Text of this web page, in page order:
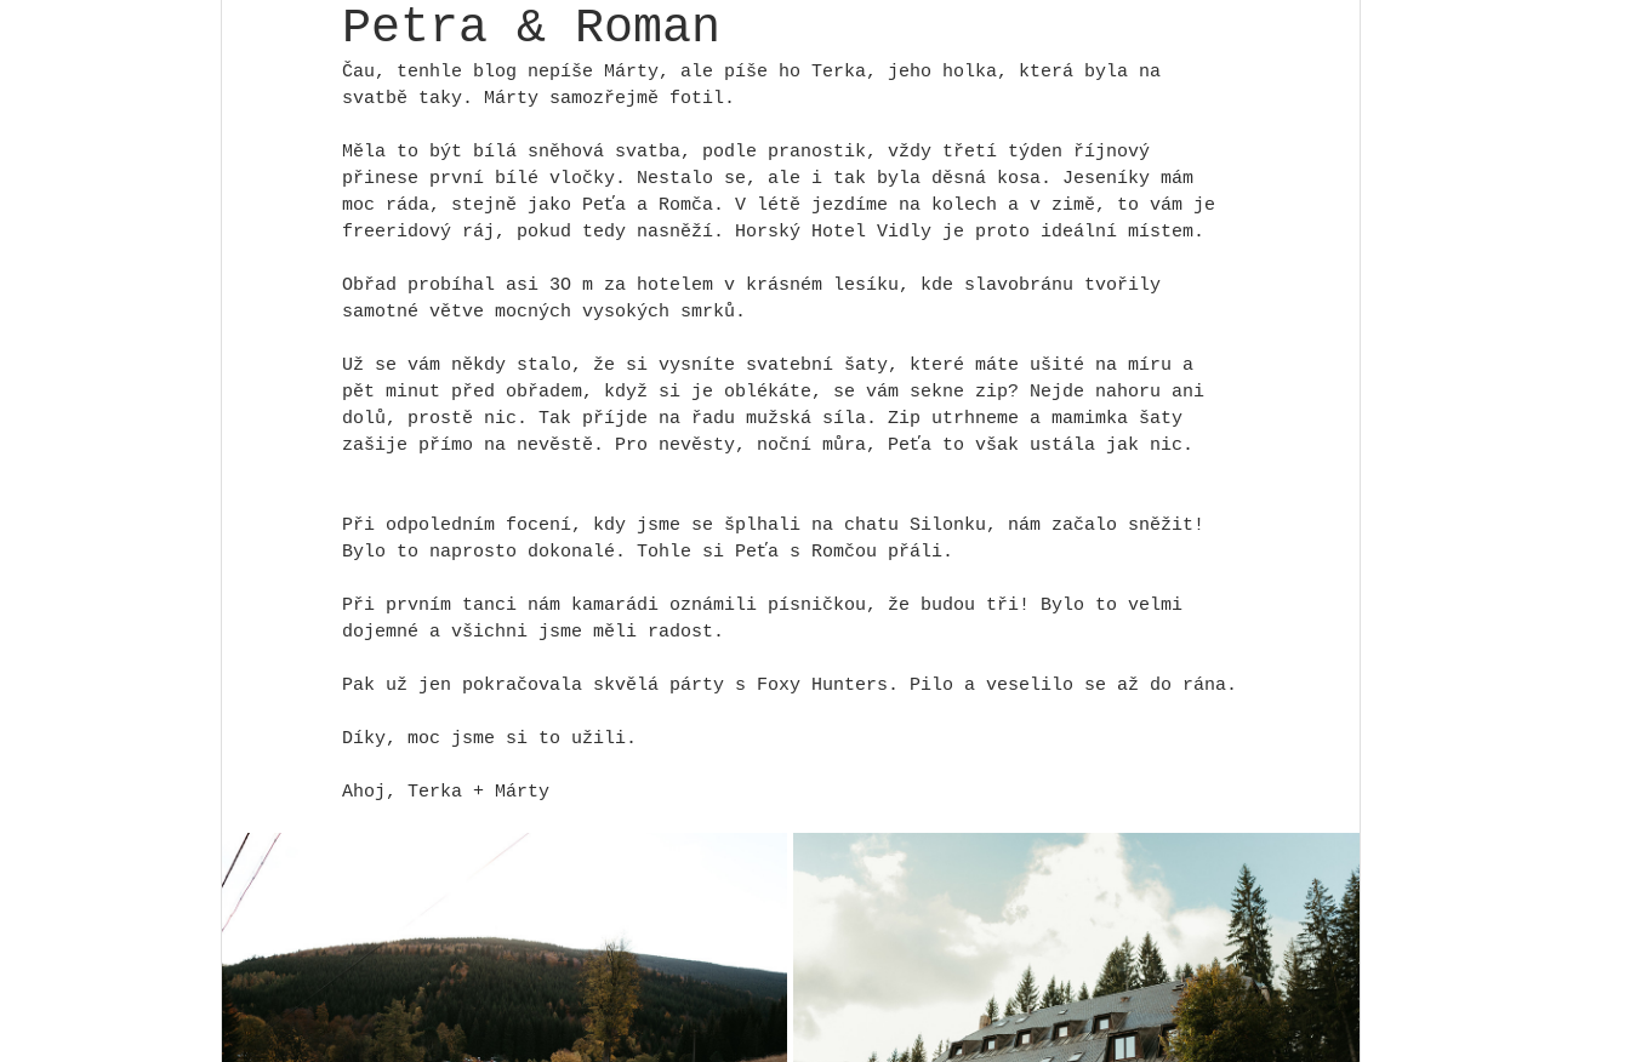
Petra & Roman
Čau, tenhle blog nepíše Márty, ale píše ho Terka, jeho holka, která byla na
svatbě taky. Márty samozřejmě fotil.
Měla to být bílá sněhová svatba, podle pranostik, vždy třetí týden říjnový
přinese první bílé vločky. Nestalo se, ale i tak byla děsná kosa. Jeseníky mám
moc ráda, stejně jako Peťa a Romča. V létě jezdíme na kolech a v zimě, to vám je
freeridový ráj, pokud tedy nasněží. Horský Hotel Vidly je proto ideální místem.
Obřad probíhal asi 3O m za hotelem v krásném lesíku, kde slavobránu tvořily
samotné větve mocných vysokých smrků.
Už se vám někdy stalo, že si vysníte svatební šaty, které máte ušité na míru a
pět minut před obřadem, když si je oblékáte, se vám sekne zip? Nejde nahoru ani
dolů, prostě nic. Tak příjde na řadu mužská síla. Zip utrhneme a mamimka šaty
zašije přímo na nevěstě. Pro nevěsty, noční můra, Peťa to však ustála jak nic.
Při odpoledním focení, kdy jsme se šplhali na chatu Silonku, nám začalo sněžit!
Bylo to naprosto dokonalé. Tohle si Peťa s Romčou přáli.
Při prvním tanci nám kamarádi oznámili písničkou, že budou tři! Bylo to velmi
dojemné a všichni jsme měli radost.
Pak už jen pokračovala skvělá párty s Foxy Hunters. Pilo a veselilo se až do rána.
Díky, moc jsme si to užili.
Ahoj, Terka + Márty